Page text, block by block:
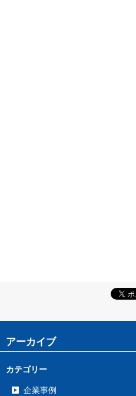
アーカイブ
カテゴリー
企業事例